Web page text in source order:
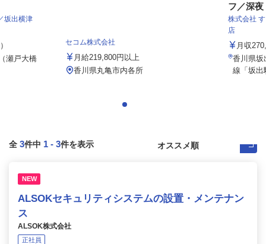
坂出横津
瀬戸大橋
セコム株式会社
月給219,800円以上
香川県丸亀市内各所
フ／深夜
株式会社
店
月収
香川県坂
線「坂出
全 3件中 1 - 3件を表示
NEW
ALSOKセキュリティシステムの設置・メンテナン
ス
ALSOK株式会社
正社員